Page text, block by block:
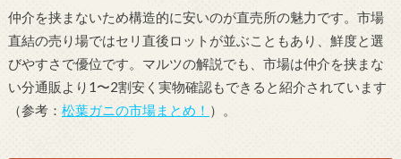
仲介を挟まないため構造的に安いのが直売所の魅力です。市場
直結の売り場ではセリ直後ロットが並ぶこともあり、鮮度と選
びやすさで優位です。マルツの解説でも、市場は仲介を挟まな
い分通販より1〜2割安く実物確認もできると紹介されています
（参考： 松葉ガニの市場まとめ！ ）。